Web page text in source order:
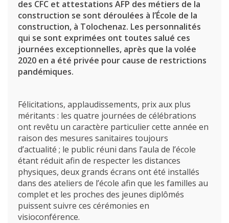
des CFC et attestations AFP des métiers de la
construction se sont déroulées à l’École de la
construction, à Tolochenaz. Les personnalités
qui se sont exprimées ont toutes salué ces
journées exceptionnelles, après que la volée
2020 en a été privée pour cause de restrictions
pandémiques.
Félicitations, applaudissements, prix aux plus
méritants : les quatre journées de célébrations
ont revêtu un caractère particulier cette année en
raison des mesures sanitaires toujours
d’actualité ; le public réuni dans l’aula de l’école
étant réduit afin de respecter les distances
physiques, deux grands écrans ont été installés
dans des ateliers de l’école afin que les familles au
complet et les proches des jeunes diplômés
puissent suivre ces cérémonies en
visioconférence.